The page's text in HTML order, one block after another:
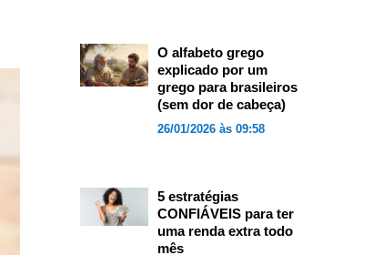
O alfabeto grego
explicado por um
grego para brasileiros
(sem dor de cabeça)
26/01/2026 às 09:58
5 estratégias
CONFIÁVEIS para ter
uma renda extra todo
mês